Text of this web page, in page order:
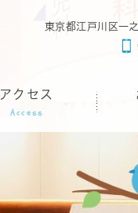
東京都江戸川区一
アクセス
Access